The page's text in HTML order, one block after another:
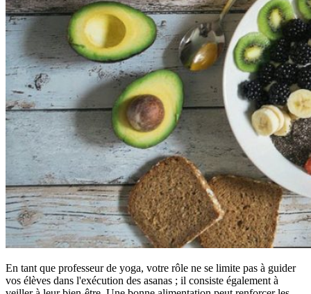
En tant que professeur de yoga, votre rôle ne se limite pas à guider
vos élèves dans l'exécution des asanas ; il consiste également à